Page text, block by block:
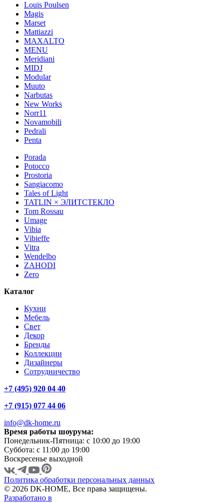
Louis Poulsen
Magis
Marset
Mattiazzi
MAXALTO
MENU
Meridiani
MIDJ
Modular
Muuto
Narbutas
New Works
Norr11
Novamobili
Pedrali
Penta
Porada
Potocco
Prostoria
Sangiacomo
Tales of Light
TATLIN × ЭЛИТСТЕКЛО
Tom Rossau
Umage
Vibia
Vibieffe
Vitra
Wendelbo
ZAHODI
Zero
Каталог
Кухни
Мебель
Свет
Декор
Бренды
Коллекции
Дизайнеры
Сотрудничество
+7 (495) 920 04 40
+7 (915) 077 44 06
info@dk-home.ru
Время работы шоурума:
Понедельник-Пятница: c 10:00 до 19:00
Суббота: c 11:00 до 19:00
Воскресенье выходной
Политика обработки персональных данных
© 2026 DK-HOME, Все права защищены.
Разработано в